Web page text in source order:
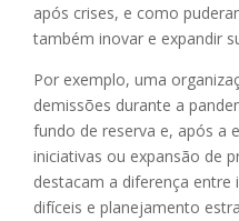
após crises, e como
também inovar e expandir
Por exemplo, uma
demissões durante a
fundo de reserva e, após a
iniciativas ou expansão de
destacam a diferença
difíceis e planejamento